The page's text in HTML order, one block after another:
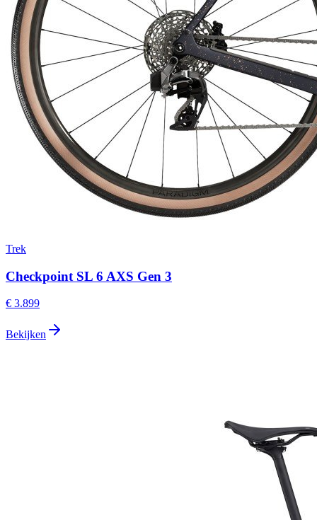
Trek
Checkpoint SL 6 AXS Gen 3
€ 3.899
Bekijken